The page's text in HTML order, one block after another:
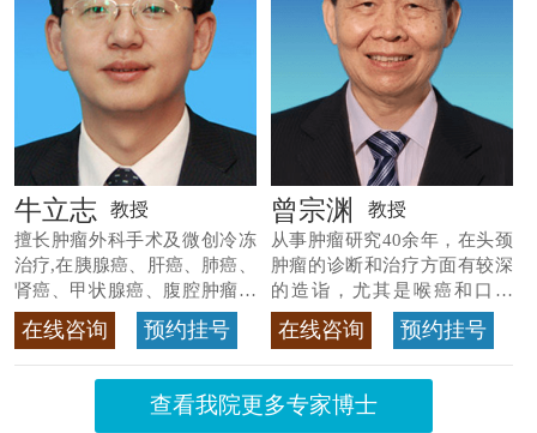
牛立志 教授
擅长肿瘤外科手术及微创冷冻
治疗,在胰腺癌、肝癌、肺癌、
肾癌、甲状腺癌、腹腔肿瘤等
>>查看专家详情
在线咨询 预约挂号
曾宗渊 教授
从事肿瘤研究40余年，在头颈
肿瘤的诊断和治疗方面有较深
的造诣，尤其是喉癌和口腔
癌，迄今仍是广东喉癌单病种
首席专家>>查看专家详情
在线咨询 预约挂号
查看我院更多专家博士